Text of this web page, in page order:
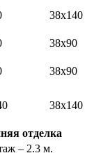
38х140
38х90
38х90
38х140
отделка
– 2.3 м.